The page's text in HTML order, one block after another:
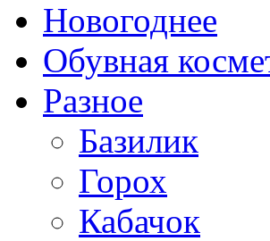
Новогоднее
Обувная
Разное
Базилик
Горох
Кабачок